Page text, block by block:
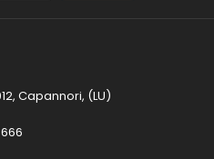
Capannori, (LU)